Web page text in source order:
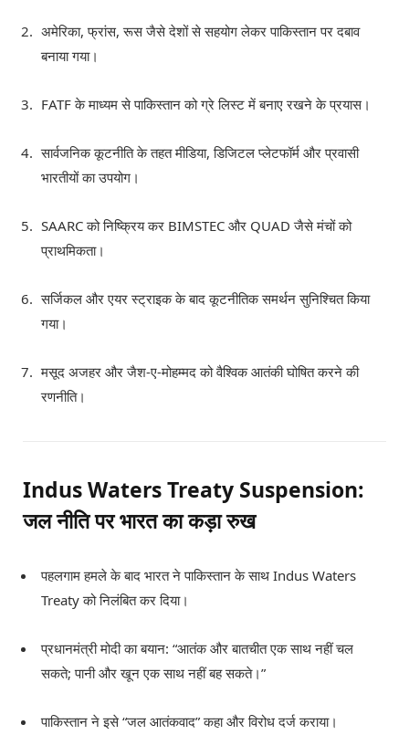
अमेरिका, फ्रांस, रूस जैसे देशों से सहयोग लेकर पाकिस्तान पर दबाव
बनाया गया।
FATF के माध्यम से पाकिस्तान को ग्रे लिस्ट में बनाए रखने के प्रयास।
सार्वजनिक कूटनीति के तहत मीडिया, डिजिटल प्लेटफॉर्म और प्रवासी
भारतीयों का उपयोग।
SAARC को निष्क्रिय कर BIMSTEC और QUAD जैसे मंचों को
प्राथमिकता।
सर्जिकल और एयर स्ट्राइक के बाद कूटनीतिक समर्थन सुनिश्चित किया
गया।
मसूद अजहर और जैश-ए-मोहम्मद को वैश्विक आतंकी घोषित करने की
रणनीति।
Indus Waters Treaty Suspension:
जल नीति पर भारत का कड़ा रुख
पहलगाम हमले के बाद भारत ने पाकिस्तान के साथ Indus Waters
Treaty को निलंबित कर दिया।
प्रधानमंत्री मोदी का बयान: “आतंक और बातचीत एक साथ नहीं चल
सकते; पानी और खून एक साथ नहीं बह सकते।”
पाकिस्तान ने इसे “जल आतंकवाद” कहा और विरोध दर्ज कराया।